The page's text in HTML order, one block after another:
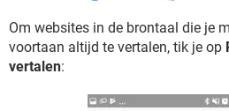
Om websites in de brontaal die je
voortaan altijd te vertalen, tik je op
vertalen: